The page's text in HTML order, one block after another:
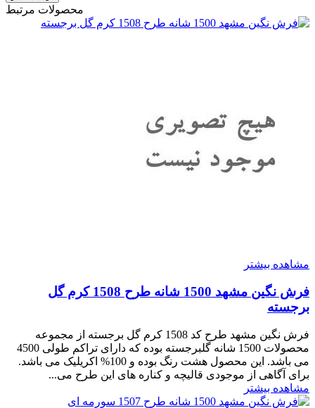
محصولات مرتبط
مشاهده بیشتر
فرش نگین مشهد 1500 شانه طرح 1508 کرم گل
برجسته
فرش نگین مشهد طرح کد 1508 کرم گل برجسته از مجموعه
محصولات 1500 شانه گلبرجسته بوده که دارای تراکم طولی 4500
می باشد. این محصول هشت رنگ بوده و 100% اکریلیک می باشد.
برای آگاهی از موجودی قالیچه و کناره های این طرح می...
مشاهده بیشتر